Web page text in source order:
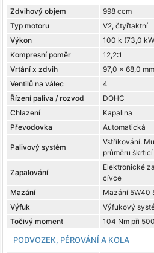
Zdvihový objem
998 ccm
Typ motoru
V2, čtyřtaktní
Výkon
100 k (73,0
Kompresní poměr
12,2:1
Vrtání x zdvih
97,0 x 68,0 mm
Ventilů na válec
4
Řízení paliva / rozvod
DOHC
Chlazení
Kapalina
Převodovka
Automatická
Palivový systém
Vstřikování.
průměru
Zapalování
Elektronické
cívce
Mazání
Mazání 5W40
Výfuk
Výfukový
Točivý moment
104 Nm při
PODVOZEK, PÉROVÁNÍ A KOLA